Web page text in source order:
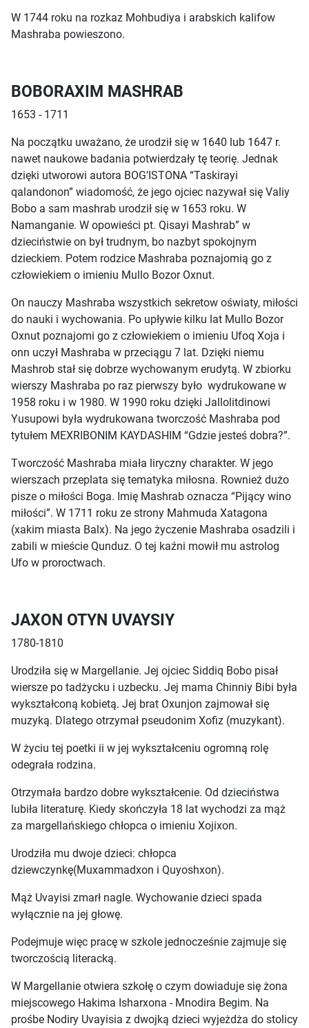
W 1744 roku na rozkaz Mohbudiya i arabskich kalifow
Mashraba powieszono.
BOBORAXIM MASHRAB
1653 - 1711
Na początku uważano, że urodził się w 1640 lub 1647 r.
nawet naukowe badania potwierdzały tę teorię. Jednak
dzięki utworowi autora BOG’ISTONA “Taskirayi
qalandonon” wiadomość, że jego ojciec nazywał się Valiy
Bobo a sam mashrab urodził się w 1653 roku. W
Namanganie. W opowieści pt. Qisayi Mashrab” w
dzieciństwie on był trudnym, bo nazbyt spokojnym
dzieckiem. Potem rodzice Mashraba poznajomią go z
człowiekiem o imieniu Mullo Bozor Oxnut.
On nauczy Mashraba wszystkich sekretow oświaty, miłości
do nauki i wychowania. Po upływie kilku lat Mullo Bozor
Oxnut poznajomi go z człowiekiem o imieniu Ufoq Xoja i
onn uczył Mashraba w przeciągu 7 lat. Dzięki niemu
Mashrob stał się dobrze wychowanym erudytą. W zbiorku
wierszy Mashraba po raz pierwszy było wydrukowane w
1958 roku i w 1980. W 1990 roku dzięki Jallolitdinowi
Yusupowi była wydrukowana tworczość Mashraba pod
tytułem MEXRIBONIM KAYDASHIM “Gdzie jesteś dobra?”.
Tworczość Mashraba miała liryczny charakter. W jego
wierszach przeplata się tematyka miłosna. Rownież dużo
pisze o miłości Boga. Imię Mashrab oznacza “Pijący wino
miłości”. W 1711 roku ze strony Mahmuda Xatagona
(xakim miasta Balx). Na jego życzenie Mashraba osadzili i
zabili w mieście Qunduz. O tej kaźni mowił mu astrolog
Ufo w proroctwach.
JAXON OTYN UVAYSIY
1780-1810
Urodziła się w Margellanie. Jej ojciec Siddiq Bobo pisał
wiersze po tadżycku i uzbecku. Jej mama Chinniy Bibi była
wykształconą kobietą. Jej brat Oxunjon zajmował się
muzyką. Dlatego otrzymał pseudonim Xofiz (muzykant).
W życiu tej poetki ii w jej wykształceniu ogromną rolę
odegrała rodzina.
Otrzymała bardzo dobre wykształcenie. Od dzieciństwa
lubiła literaturę. Kiedy skończyła 18 lat wychodzi za mąż
za margellańskiego chłopca o imieniu Xojixon.
Urodziła mu dwoje dzieci: chłopca
dziewczynkę(Muxammadxon i Quyoshxon).
Mąż Uvayisi zmarł nagle. Wychowanie dzieci spada
wyłącznie na jej głowę.
Podejmuje więc pracę w szkole jednocześnie zajmuje się
tworczością literacką.
W Margellanie otwiera szkołę o czym dowiaduje się żona
miejscowego Hakima Isharxona - Mnodira Begim. Na
prośbe Nodiry Uvayisia z dwojką dzieci wyjeżdża do stolicy